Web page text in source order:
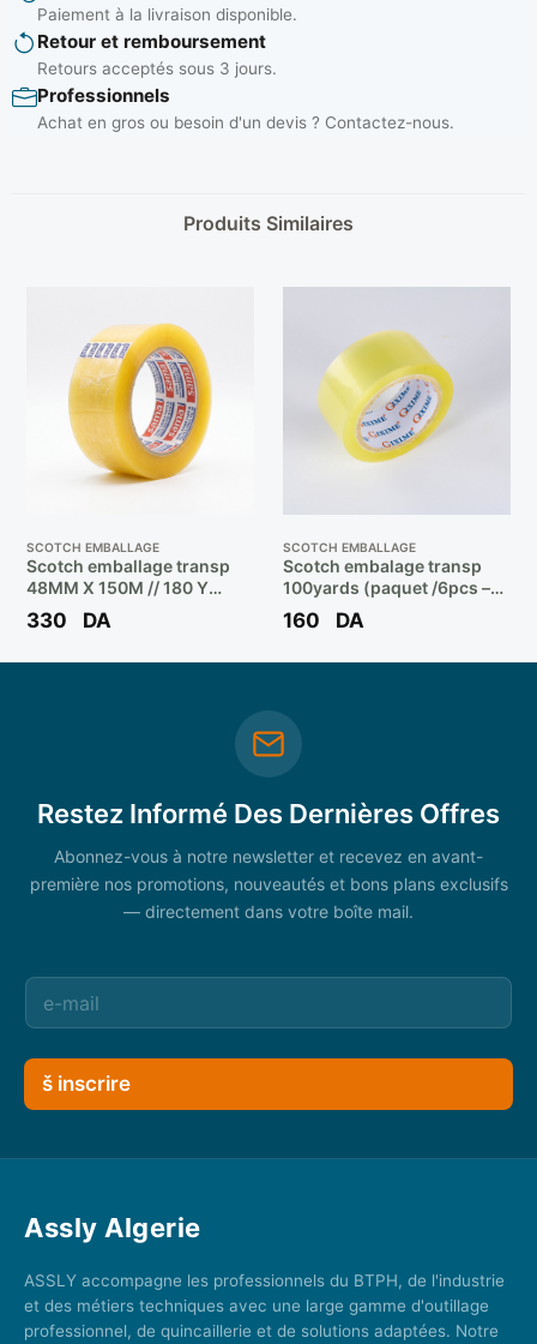
Paiement à la livraison disponible.
Retour et remboursement
Retours acceptés sous 3 jours.
Professionnels
Achat en gros ou besoin d'un devis ? Contactez-nous.
Produits Similaires
SCOTCH EMBALLAGE
Scotch emballage transp
48MM X 150M // 180 Y
(C/48PCS) ** IPAC
330 DA
SCOTCH EMBALLAGE
Scotch embalage transp
100yards (paquet /6pcs –
carton/96pcs) ** GIXIME /
EXINE
160 DA
Restez Informé Des Dernières Offres
Abonnez-vous à notre newsletter et recevez en avant-
première nos promotions, nouveautés et bons plans exclusifs
— directement dans votre boîte mail.
š inscrire
Assly Algerie
ASSLY accompagne les professionnels du BTPH, de l'industrie
et des métiers techniques avec une large gamme d'outillage
professionnel, de quincaillerie et de solutions adaptées. Notre